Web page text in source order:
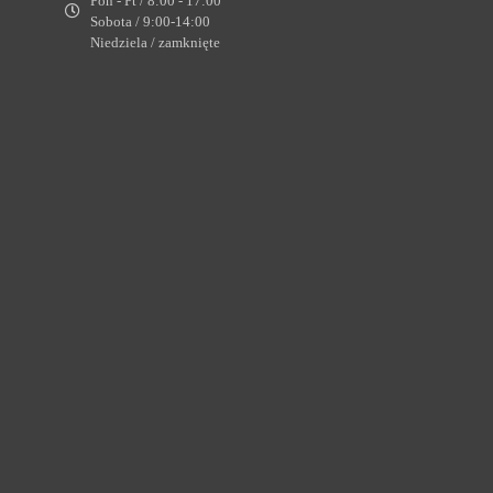
Sobota / 9:00-14:00
Niedziela / zamknięte